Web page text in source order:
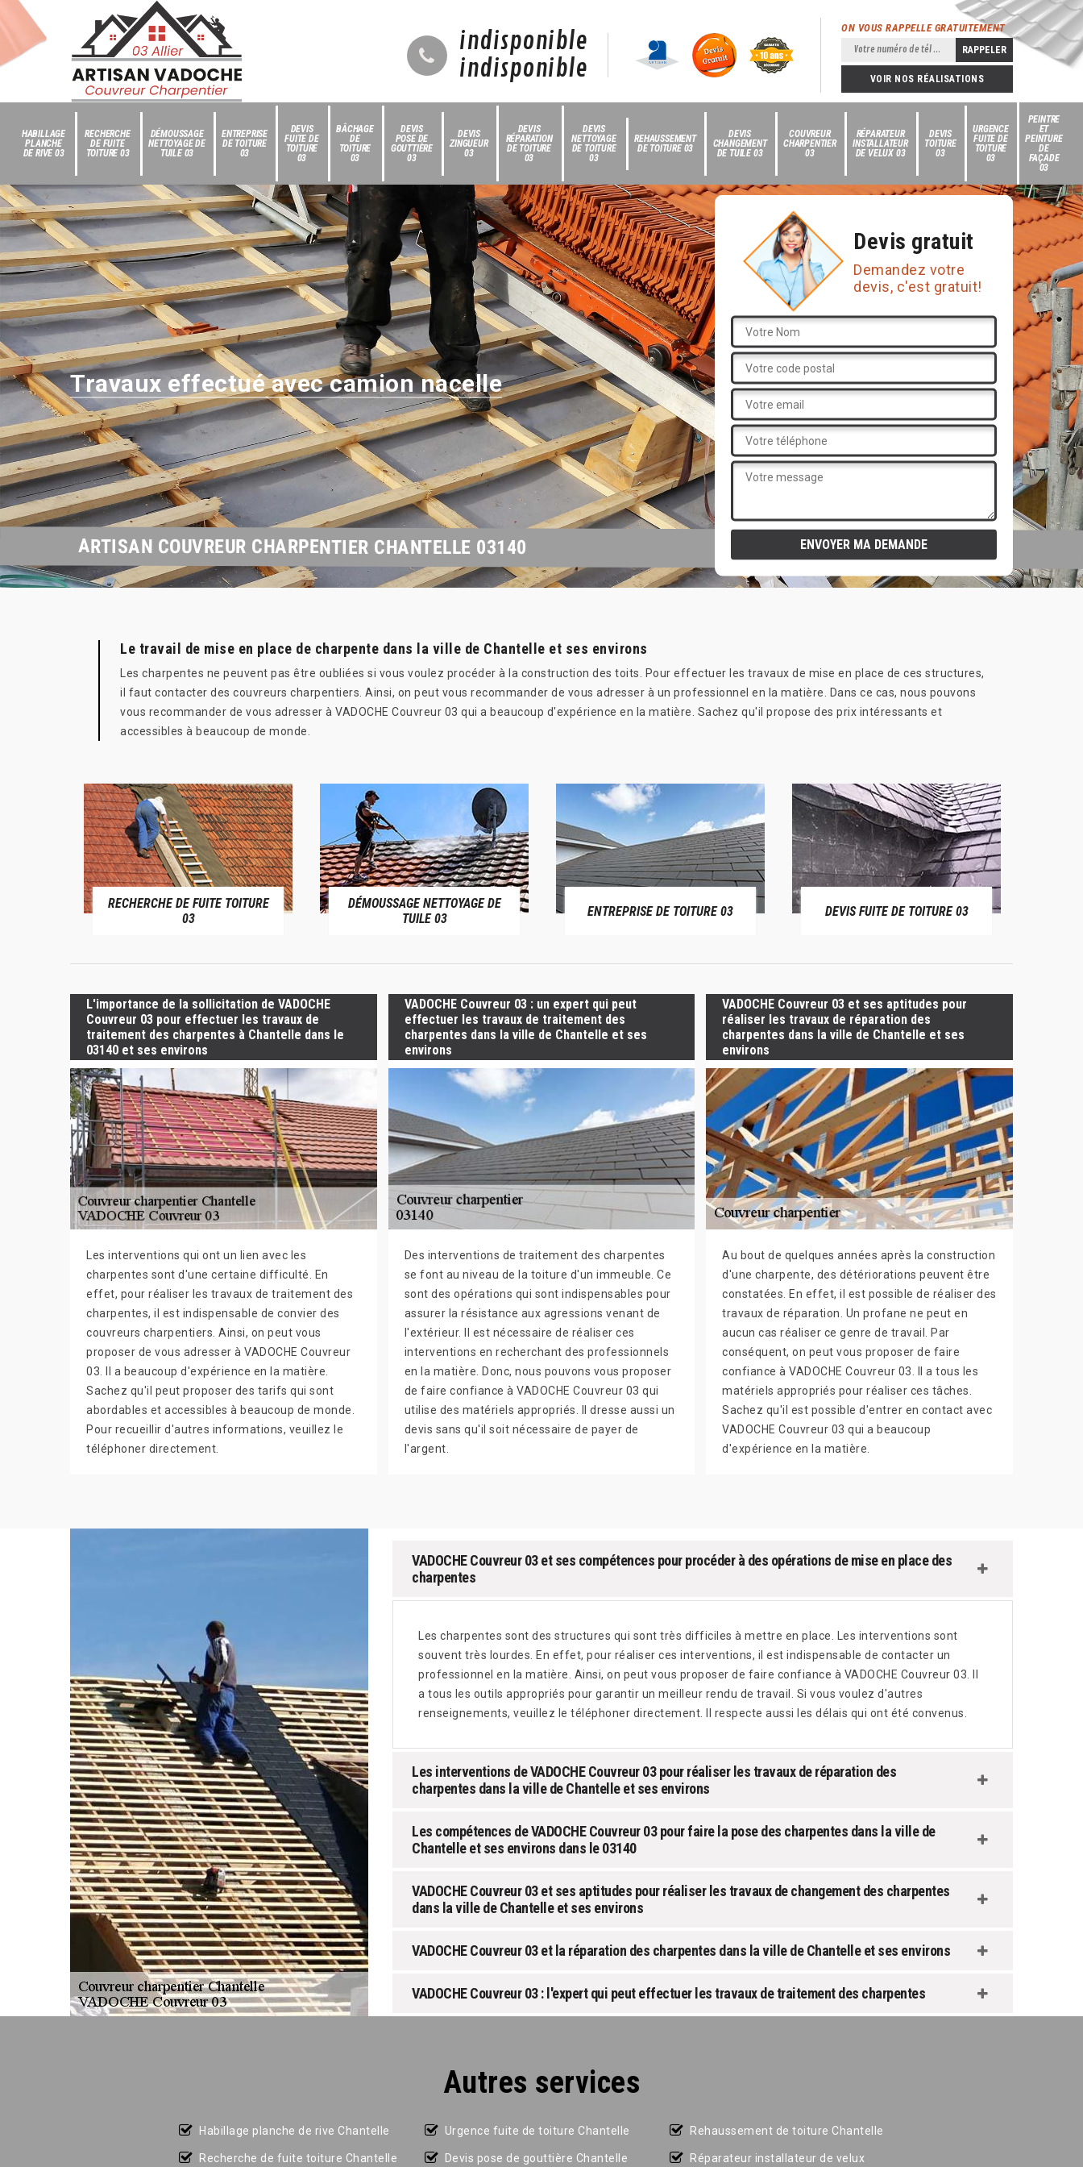
indisponible
indisponible
ON VOUS RAPPELLE GRATUITEMENT
VOIR NOS RÉALISATIONS
HABILLAGE
PLANCHE
DE RIVE 03
RECHERCHE
DE FUITE
TOITURE 03
DÉMOUSSAGE
NETTOYAGE DE
TUILE 03
ENTREPRISE
DE TOITURE
03
DEVIS
FUITE DE
TOITURE
03
BÂCHAGE
DE
TOITURE
03
DEVIS
POSE DE
GOUTTIÈRE
03
DEVIS
ZINGUEUR
03
DEVIS
RÉPARATION
DE TOITURE
03
DEVIS
NETTOYAGE
DE TOITURE
03
REHAUSSEMENT
DE TOITURE 03
DEVIS
CHANGEMENT
DE TUILE 03
COUVREUR
CHARPENTIER
03
RÉPARATEUR
INSTALLATEUR
DE VELUX 03
DEVIS
TOITURE
03
URGENCE
FUITE DE
TOITURE
03
PEINTRE
ET
PEINTURE
DE
FAÇADE
03
Travaux effectué avec camion nacelle
Devis gratuit
Demandez votre
devis, c'est gratuit!
ARTISAN COUVREUR CHARPENTIER CHANTELLE 03140
Le travail de mise en place de charpente dans la ville de Chantelle et ses environs
Les charpentes ne peuvent pas être oubliées si vous voulez procéder à la construction des toits. Pour effectuer les travaux de mise en place de ces structures,
il faut contacter des couvreurs charpentiers. Ainsi, on peut vous recommander de vous adresser à un professionnel en la matière. Dans ce cas, nous pouvons
vous recommander de vous adresser à VADOCHE Couvreur 03 qui a beaucoup d'expérience en la matière. Sachez qu'il propose des prix intéressants et
accessibles à beaucoup de monde.
RECHERCHE DE FUITE TOITURE
03
DÉMOUSSAGE NETTOYAGE DE
TUILE 03
ENTREPRISE DE TOITURE 03 DEVIS FUITE DE TOITURE 03
L'importance de la sollicitation de VADOCHE
Couvreur 03 pour effectuer les travaux de
traitement des charpentes à Chantelle dans le
03140 et ses environs
Les interventions qui ont un lien avec les
charpentes sont d'une certaine difficulté. En
effet, pour réaliser les travaux de traitement des
charpentes, il est indispensable de convier des
couvreurs charpentiers. Ainsi, on peut vous
proposer de vous adresser à VADOCHE Couvreur
03. Il a beaucoup d'expérience en la matière.
Sachez qu'il peut proposer des tarifs qui sont
abordables et accessibles à beaucoup de monde.
Pour recueillir d'autres informations, veuillez le
téléphoner directement.
VADOCHE Couvreur 03 : un expert qui peut
effectuer les travaux de traitement des
charpentes dans la ville de Chantelle et ses
environs
Des interventions de traitement des charpentes
se font au niveau de la toiture d'un immeuble. Ce
sont des opérations qui sont indispensables pour
assurer la résistance aux agressions venant de
l'extérieur. Il est nécessaire de réaliser ces
interventions en recherchant des professionnels
en la matière. Donc, nous pouvons vous proposer
de faire confiance à VADOCHE Couvreur 03 qui
utilise des matériels appropriés. Il dresse aussi un
devis sans qu'il soit nécessaire de payer de
l'argent.
VADOCHE Couvreur 03 et ses aptitudes pour
réaliser les travaux de réparation des
charpentes dans la ville de Chantelle et ses
environs
Au bout de quelques années après la construction
d'une charpente, des détériorations peuvent être
constatées. En effet, il est possible de réaliser des
travaux de réparation. Un profane ne peut en
aucun cas réaliser ce genre de travail. Par
conséquent, on peut vous proposer de faire
confiance à VADOCHE Couvreur 03. Il a tous les
matériels appropriés pour réaliser ces tâches.
Sachez qu'il est possible d'entrer en contact avec
VADOCHE Couvreur 03 qui a beaucoup
d'expérience en la matière.
VADOCHE Couvreur 03 et ses compétences pour procéder à des opérations de mise en place des
charpentes
Les charpentes sont des structures qui sont très difficiles à mettre en place. Les interventions sont
souvent très lourdes. En effet, pour réaliser ces interventions, il est indispensable de contacter un
professionnel en la matière. Ainsi, on peut vous proposer de faire confiance à VADOCHE Couvreur 03. Il
a tous les outils appropriés pour garantir un meilleur rendu de travail. Si vous voulez d'autres
renseignements, veuillez le téléphoner directement. Il respecte aussi les délais qui ont été convenus.
Les interventions de VADOCHE Couvreur 03 pour réaliser les travaux de réparation des
charpentes dans la ville de Chantelle et ses environs
Les compétences de VADOCHE Couvreur 03 pour faire la pose des charpentes dans la ville de
Chantelle et ses environs dans le 03140
VADOCHE Couvreur 03 et ses aptitudes pour réaliser les travaux de changement des charpentes
dans la ville de Chantelle et ses environs
VADOCHE Couvreur 03 et la réparation des charpentes dans la ville de Chantelle et ses environs
VADOCHE Couvreur 03 : l'expert qui peut effectuer les travaux de traitement des charpentes
Autres services
Habillage planche de rive Chantelle
Recherche de fuite toiture Chantelle
Urgence fuite de toiture Chantelle
Devis pose de gouttière Chantelle
Rehaussement de toiture Chantelle
Réparateur installateur de velux